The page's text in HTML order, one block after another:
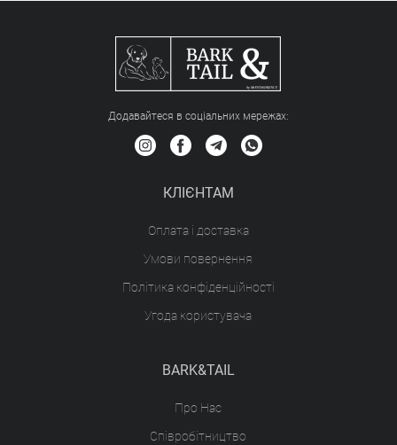
Додавайтеся в соціальних мережах:
КЛІЄНТАМ
Оплата і доставка
Умови повернення
Політика конфіденційності
Угода користувача
BARK&TAIL
Про Нас
Співробітництво